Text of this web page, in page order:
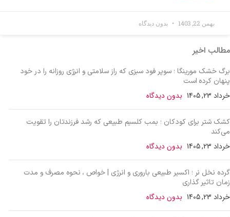
بهمن 22, 1403 بدون دیدگاه
مطالب اخیر
برگ خشک مورینگا ؛ سوپر فود سبزی که راز سلامتی و انرژی روزانه را در خود
پنهان کرده است
خرداد 23, 1405 بدون دیدگاه
کشک شتر برای کودکان ؛ بمب کلسیم طبیعی که رشد فرزندتان را تقویت
می‌کند
خرداد 23, 1405 بدون دیدگاه
گرده نخل نر ؛ اکسیر طبیعی باروری و انرژی | خواص ، نحوه مصرف و مدت
زمان تاثیر گذاری
خرداد 23, 1405 بدون دیدگاه